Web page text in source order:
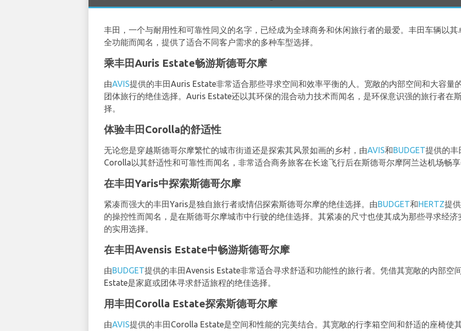
丰田，一个与耐用性和可靠性同义的名字，已经成为全球商务和休闲旅行者的最爱。丰田车辆以
全功能而闻名，提供了适合不同客户需求的多种车型选择。
乘丰田Auris Estate畅游斯德哥尔摩
由AVIS提供的丰田Auris Estate非常适合那些寻求空间和效率平衡的人。宽敞的内部空间和大容量
团体旅行的绝佳选择。Auris Estate还以其环保的混合动力技术而闻名，是环保意识强的旅行者在
择。
体验丰田Corolla的舒适性
无论您是穿越斯德哥尔摩繁忙的城市街道还是探索其风景如画的乡村，由AVIS和BUDGET提供的丰
Corolla以其舒适性和可靠性而闻名，非常适合商务旅客在长途飞行后在斯德哥尔摩阿兰达机场畅
在丰田Yaris中探索斯德哥尔摩
紧凑而强大的丰田Yaris是独自旅行者或情侣探索斯德哥尔摩的绝佳选择。由BUDGET和HERTZ提
的操控性而闻名，是在斯德哥尔摩城市中行驶的绝佳选择。其紧凑的尺寸也使其成为那些寻求经
的实用选择。
在丰田Avensis Estate中畅游斯德哥尔摩
由BUDGET提供的丰田Avensis Estate非常适合寻求舒适和功能性的旅行者。凭借其宽敞的内部空
Estate是家庭或团体寻求舒适旅程的绝佳选择。
用丰田Corolla Estate探索斯德哥尔摩
由AVIS提供的丰田Corolla Estate是空间和性能的完美结合。其宽敞的行李箱空间和舒适的座椅使